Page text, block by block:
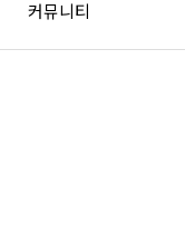
커뮤니티